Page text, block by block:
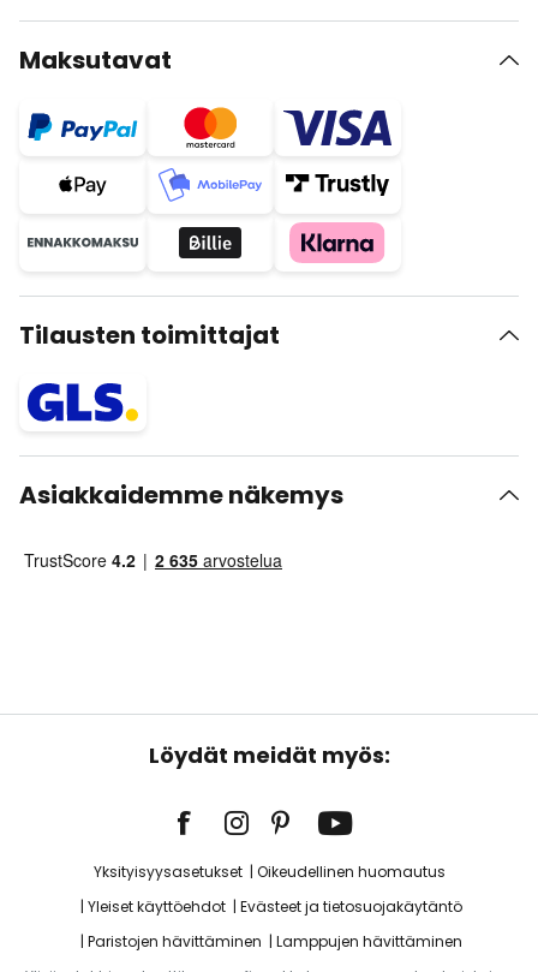
Maksutavat
Tilausten toimittajat
Asiakkaidemme näkemys
Löydät meidät myös:
Yksityisyysasetukset
Oikeudellinen huomautus
Yleiset käyttöehdot
Evästeet ja tietosuojakäytäntö
Paristojen hävittäminen
Lamppujen hävittäminen